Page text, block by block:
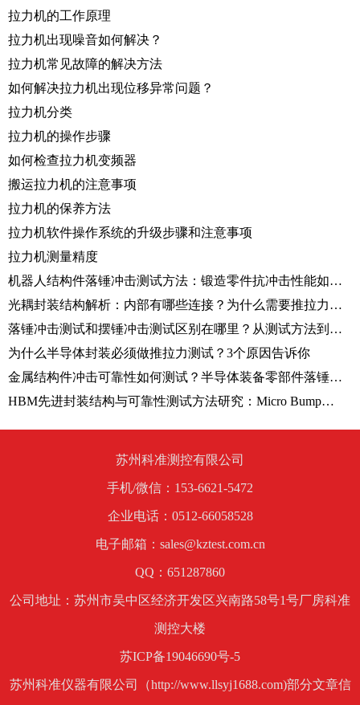
拉力机的工作原理
拉力机出现噪音如何解决？
拉力机常见故障的解决方法
如何解决拉力机出现位移异常问题？
拉力机分类
拉力机的操作步骤
如何检查拉力机变频器
搬运拉力机的注意事项
拉力机的保养方法
拉力机软件操作系统的升级步骤和注意事项
拉力机测量精度
机器人结构件落锤冲击测试方法：锻造零件抗冲击性能如何评价？
光耦封装结构解析：内部有哪些连接？为什么需要推拉力测试仪验证？
落锤冲击测试和摆锤冲击测试区别在哪里？从测试方法到应用场景解析
为什么半导体封装必须做推拉力测试？3个原因告诉你
金属结构件冲击可靠性如何测试？半导体装备零部件落锤冲击试验方法解析
HBM先进封装结构与可靠性测试方法研究：Micro Bump剪切测试技术解析
苏州科准测控有限公司
手机/微信：153-6621-5472
企业电话：0512-66058528
电子邮箱：sales@kztest.com.cn
QQ：651287860
公司地址：苏州市吴中区经济开发区兴南路58号1号厂房科准
测控大楼
苏ICP备19046690号-5
苏州科准仪器有限公司（http://www.llsyj1688.com)部分文章信